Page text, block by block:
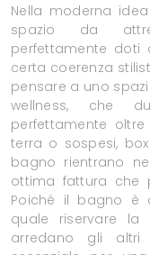
Nella moderna
spazio da
perfettamente doti
certa coerenza
pensare a uno
wellness, che
perfettamente
terra o sospesi,
bagno rientrano
ottima fattura che
Poiché il bagno è
quale riservare
arredano gli